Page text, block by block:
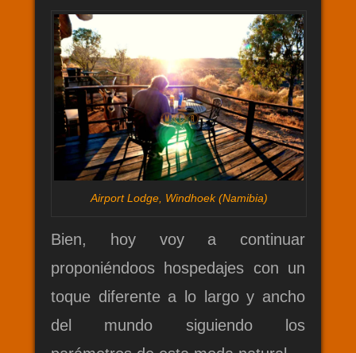
Airport Lodge, Windhoek (Namibia)
Bien, hoy voy a continuar
proponiéndoos hospedajes con un
toque diferente a lo largo y ancho
del mundo siguiendo los